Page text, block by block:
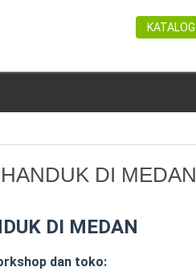
KATALOG
DI MEDAN
DI MEDAN
dan toko: